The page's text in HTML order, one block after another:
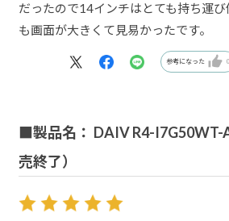
だったので14インチはとても持ち運
も画面が大きくて見易かったです。
参考になった 0
■製品名： DAIV R4-I7G50WT-
売終了）